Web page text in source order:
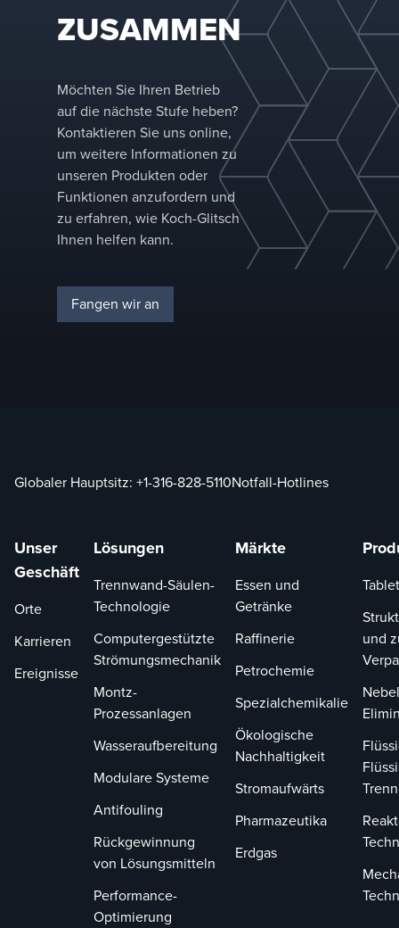
ZUSAMMEN
Möchten Sie Ihren Betrieb
auf die nächste Stufe heben?
Kontaktieren Sie uns online,
um weitere Informationen zu
unseren Produkten oder
Funktionen anzufordern und
zu erfahren, wie Koch-Glitsch
Ihnen helfen kann.
Fangen wir an
Globaler Hauptsitz: +1-316-828-5110Notfall-Hotlines
Unser
Geschäft
Orte
Karrieren
Ereignisse
Lösungen
Trennwand-Säulen-
Technologie
Computergestützte
Strömungsmechanik
Montz-
Prozessanlagen
Wasseraufbereitung
Modulare Systeme
Antifouling
Rückgewinnung
von Lösungsmitteln
Performance-
Optimierung
Märkte
Essen und
Getränke
Raffinerie
Petrochemie
Spezialchemikalie
Ökologische
Nachhaltigkeit
Stromaufwärts
Pharmazeutika
Erdgas
und